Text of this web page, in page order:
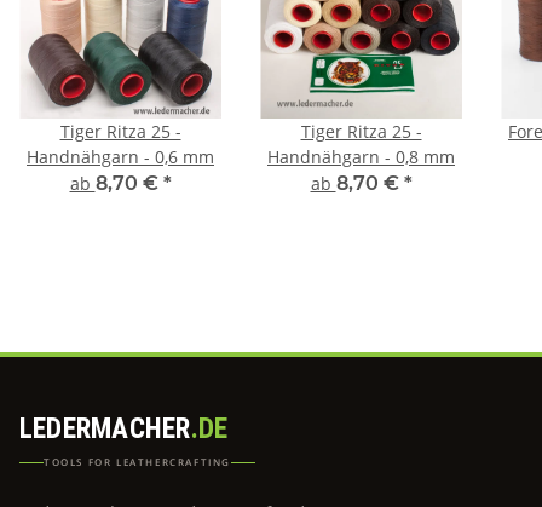
Tiger Ritza 25 -
Handnähgarn - 0,6 mm
ab 8,70 € *
Tiger Ritza 25 -
Handnähgarn - 0,8 mm
ab 8,70 € *
LEDERMACHER.DE
TOOLS FOR LEATHERCRAFTING